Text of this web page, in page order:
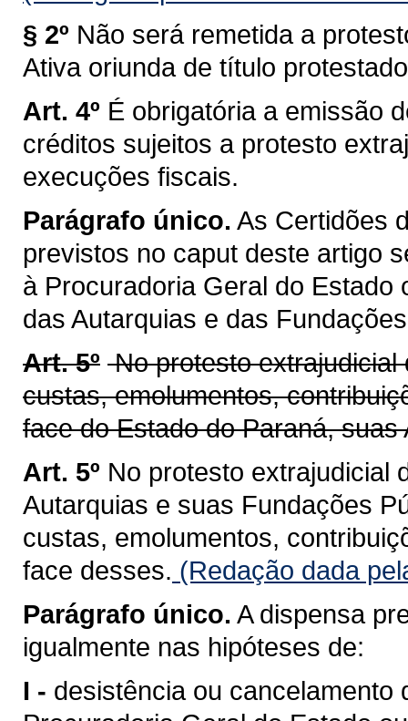
§ 2º Não será remetida a
Ativa oriunda de título
Art. 4º É obrigatória a emissão
créditos sujeitos a protesto
execuções fiscais.
Parágrafo único. As Certidões
previstos no caput deste artigo
à Procuradoria Geral do Estado
das Autarquias e das
Art. 5º No protesto extrajudicial
custas, emolumentos,
face do Estado do Paraná,
Art. 5º No protesto extrajudicial
Autarquias e suas Fundações
custas, emolumentos,
face desses. (Redação dada
Parágrafo único. A dispensa
igualmente nas hipóteses de:
I - desistência ou cancelamento